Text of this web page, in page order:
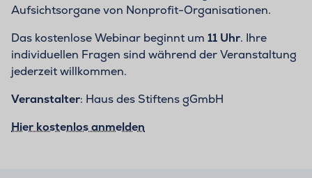
Aufsichtsorgane von Nonprofit-Organisationen.
Das kostenlose Webinar beginnt um 11 Uhr. Ihre
individuellen Fragen sind während der Veranstaltung
jederzeit willkommen.
Veranstalter: Haus des Stiftens gGmbH
Hier kostenlos anmelden